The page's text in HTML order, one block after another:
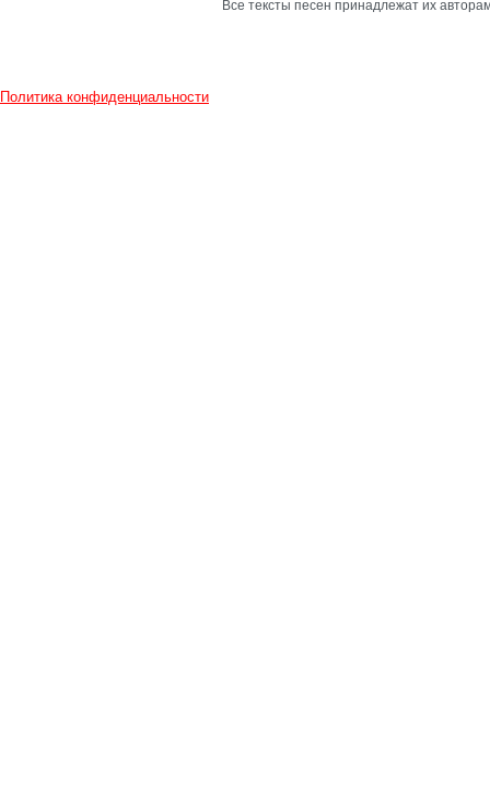
Все тексты песен принадлежат их
Политика конфиденциальности